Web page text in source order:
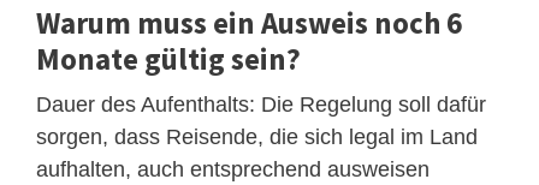
Warum muss ein Ausweis noch 6
Monate gültig sein?
Dauer des Aufenthalts: Die Regelung soll dafür
sorgen, dass Reisende, die sich legal im Land
aufhalten, auch entsprechend ausweisen